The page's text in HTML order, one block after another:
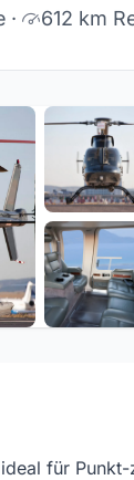
· 612 km
für Punkt-